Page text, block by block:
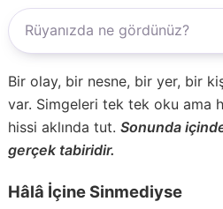
Bir olay, bir nesne, bir yer, bir
var. Simgeleri tek tek oku ama
hissi aklında tut. Sonunda
gerçek tabiridir.
Hâlâ İçine Sinmediyse